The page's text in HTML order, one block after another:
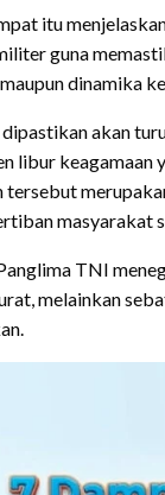
itu
guna
dinamika
akan
libur
tersebut
masyarakat
TNI
melainkan